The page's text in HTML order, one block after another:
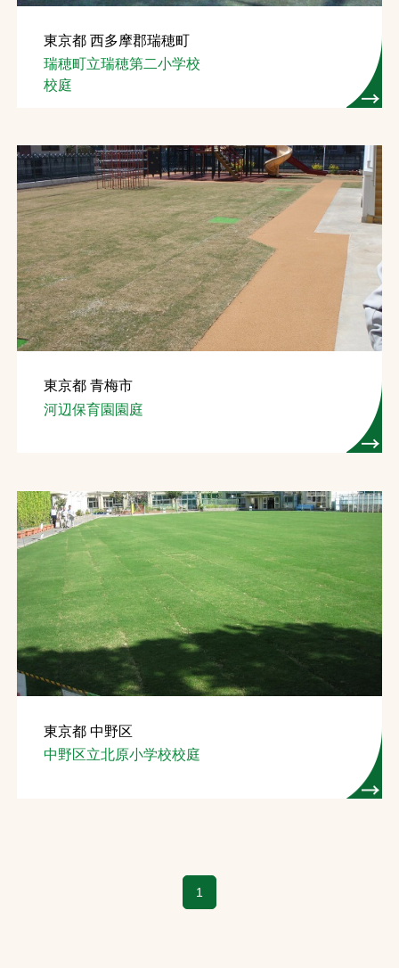
東京都 西多摩郡瑞穂町
瑞穂町立瑞穂第二小学校
校庭
東京都 青梅市
河辺保育園園庭
東京都 中野区
中野区立北原小学校校庭
1